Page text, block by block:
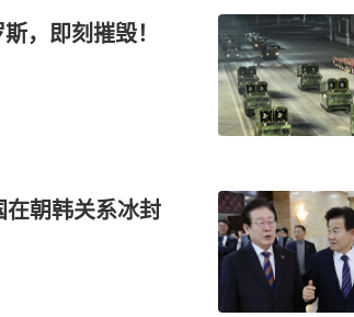
，即刻摧毁！
在朝韩关系冰封